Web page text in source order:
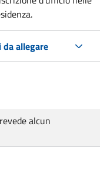
allegare
alcun